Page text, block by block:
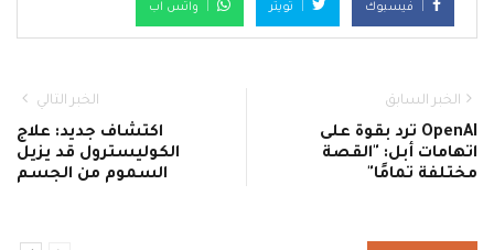
فيسبوك تويتر واتس اب
الخبر السابق
OpenAI ترد بقوة على
اتهامات أبل: "القصة
مختلفة تمامًا"
الخبر التالي
اكتشاف جديد: علاج
الكوليسترول قد يزيل
السموم من الجسم